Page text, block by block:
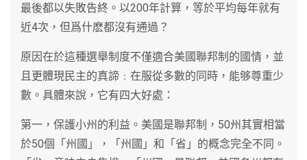
最後都以失敗告終。以200年計算，等於平均每年就有
近4次，但爲什麽都沒有通過？
原因在於這種選舉制度不僅適合美國聯邦制的國情，並
且更體現民主的真諦﹕在服從多數的同時，能够尊重少
數。具體來說，它有四大好處：
第一，保護小州的利益。美國是聯邦制，50州其實相當
於50個「州國」，「州國」和「省」的概念完全不同。